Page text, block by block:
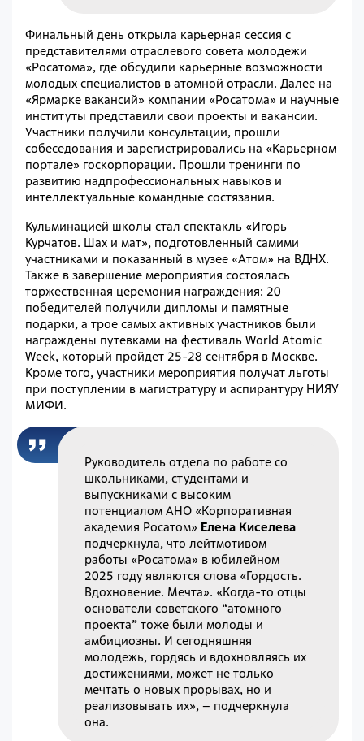
Финальный день открыла карьерная сессия с
представителями отраслевого совета молодежи
«Росатома», где обсудили карьерные возможности
молодых специалистов в атомной отрасли. Далее на
«Ярмарке вакансий» компании «Росатома» и научные
институты представили свои проекты и вакансии.
Участники получили консультации, прошли
собеседования и зарегистрировались на «Карьерном
портале» госкорпорации. Прошли тренинги по
развитию надпрофессиональных навыков и
интеллектуальные командные состязания.
Кульминацией школы стал спектакль «Игорь
Курчатов. Шах и мат», подготовленный самими
участниками и показанный в музее «Атом» на ВДНХ.
Также в завершение мероприятия состоялась
торжественная церемония награждения: 20
победителей получили дипломы и памятные
подарки, а трое самых активных участников были
награждены путевками на фестиваль World Atomic
Week, который пройдет 25-28 сентября в Москве.
Кроме того, участники мероприятия получат льготы
при поступлении в магистратуру и аспирантуру НИЯУ
МИФИ.
Руководитель отдела по работе со
школьниками, студентами и
выпускниками с высоким
потенциалом АНО «Корпоративная
академия Росатом» Елена Киселева
подчеркнула, что лейтмотивом
работы «Росатома» в юбилейном
2025 году являются слова «Гордость.
Вдохновение. Мечта». «Когда-то отцы
основатели советского “атомного
проекта” тоже были молоды и
амбициозны. И сегодняшняя
молодежь, гордясь и вдохновляясь их
достижениями, может не только
мечтать о новых прорывах, но и
реализовывать их», – подчеркнула
она.